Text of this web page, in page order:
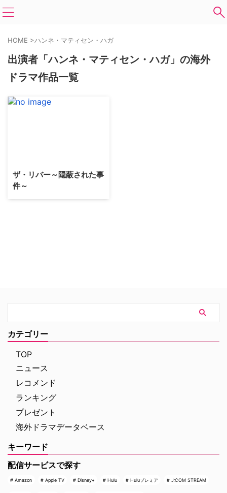
HOME >ハンネ・マティセン・ハガ
出演者「ハンネ・マティセン・ハガ」の海外
ドラマ作品一覧
ザ・リバー～隠蔽された事
件～
カテゴリー
TOP
ニュース
レコメンド
ランキング
プレゼント
海外ドラマデータベース
キーワード
配信サービスで探す
Amazon Apple TV Disney+ Hulu Huluプレミア J:COM STREAM